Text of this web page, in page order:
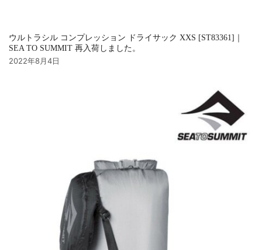
ウルトラシル コンプレッション ドライサック XXS [ST83361]｜
SEA TO SUMMIT 再入荷しました。
2022年8月4日